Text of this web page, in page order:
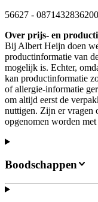
56627 -
Over prijs- en
Bij Albert Heijn doen
productinformatie van
mogelijk is. Echter,
kan productinformatie
of allergie-informatie
om altijd eerst de
nuttigen. Zijn er vragen
opgenomen worden
Boodschappen